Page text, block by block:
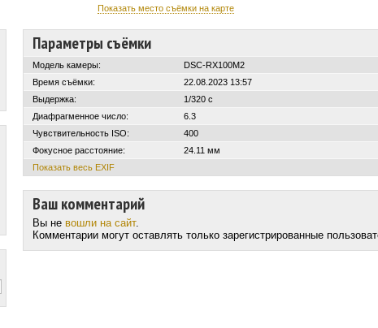
Показать место съёмки на карте
Параметры съёмки
Модель камеры:
DSC-RX100M2
Время съёмки:
22.08.2023 13:57
Выдержка:
1/320 с
Диафрагменное число:
6.3
Чувствительность ISO:
400
Фокусное расстояние:
24.11 мм
Показать весь EXIF
Ваш комментарий
Вы не вошли на сайт.
Комментарии могут оставлять только зарегистрированные